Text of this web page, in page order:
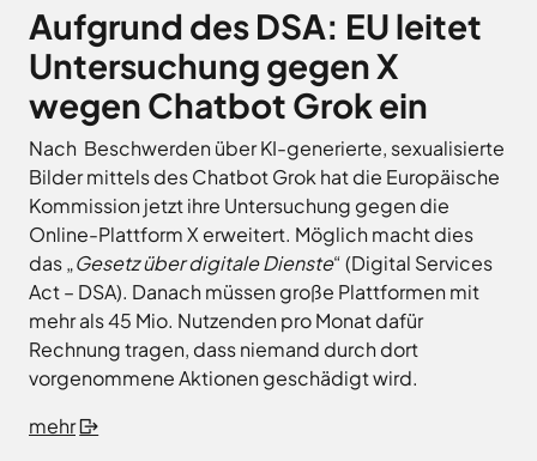
Aufgrund des DSA: EU leitet
Untersuchung gegen X
wegen Chatbot Grok ein
Nach Beschwerden über KI-generierte, sexualisierte
Bilder mittels des Chatbot Grok hat die Europäische
Kommission jetzt ihre Untersuchung gegen die
Online-Plattform X erweitert. Möglich macht dies
das „Gesetz über digitale Dienste“ (Digital Services
Act – DSA). Danach müssen große Plattformen mit
mehr als 45 Mio. Nutzenden pro Monat dafür
Rechnung tragen, dass niemand durch dort
vorgenommene Aktionen geschädigt wird.
mehr
Verkehrsgesellschaft
Landkreis
Osnabrück
Volkshochschule
Osnabrücker
Land
Wirtschaftsförderungsgesellschaft
Osnabrücker
Land
Dissen
Fürstenau
Georgsmarienhütte
Glandorf
Hagen
Hasbergen
Hilter
Melle
Neuenkirchen
Osnabrück
Ostercappeln
Wallenhorst